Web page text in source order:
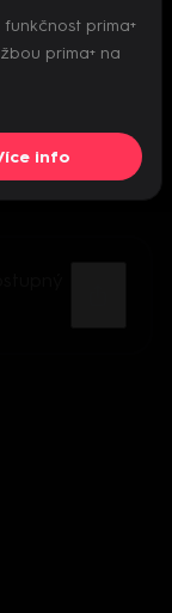
prima+
prima+ na
info